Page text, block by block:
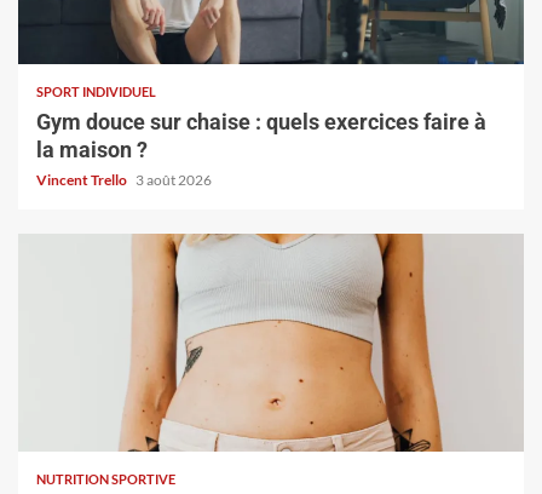
SPORT INDIVIDUEL
Gym douce sur chaise : quels exercices faire à
la maison ?
Vincent Trello 3 août 2026
NUTRITION SPORTIVE